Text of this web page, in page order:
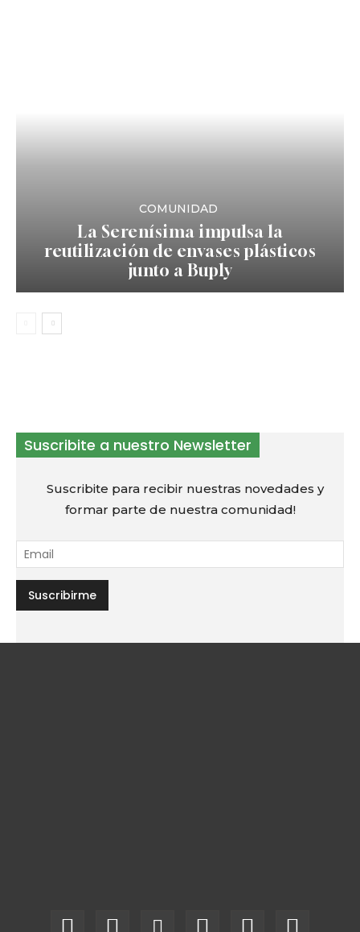
COMUNIDAD
La Serenísima impulsa la
reutilización de envases plásticos
junto a Buply
Suscribite a nuestro Newsletter
Suscribite para recibir nuestras novedades y
formar parte de nuestra comunidad!